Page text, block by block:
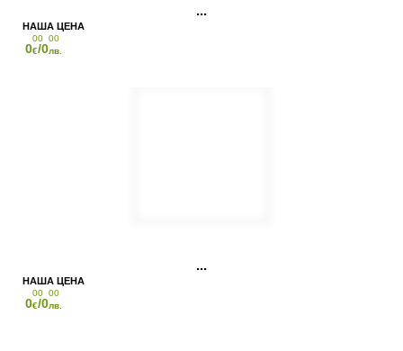
0
00
€/0
00
лв.
0
00
€/0
00
лв.